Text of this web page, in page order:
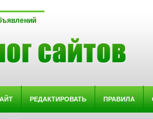
РЕДАКТИРОВАТЬ ПРАВИЛА